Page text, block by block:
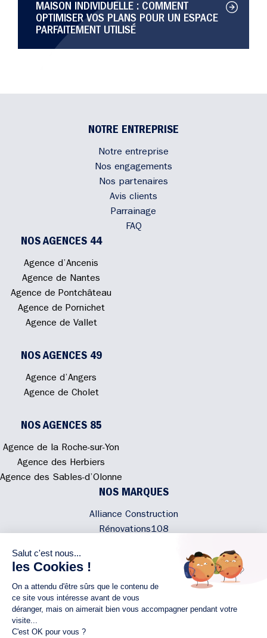
MAISON INDIVIDUELLE : COMMENT
OPTIMISER VOS PLANS POUR UN ESPACE
PARFAITEMENT UTILISÉ
NOTRE ENTREPRISE
Notre entreprise
Nos engagements
Nos partenaires
Avis clients
Parrainage
FAQ
NOS AGENCES 44
Agence d’Ancenis
Agence de Nantes
Agence de Pontchâteau
Agence de Pornichet
Agence de Vallet
NOS AGENCES 49
Agence d’Angers
Agence de Cholet
NOS AGENCES 85
Agence de la Roche-sur-Yon
Agence des Herbiers
Agence des Sables-d’Olonne
NOS MARQUES
Alliance Construction
Rénovations108
NOUS CONTACTER
02 40 300 200